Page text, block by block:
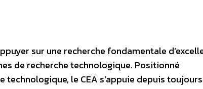
sur une recherche fondamentale
de recherche technologique. Positionné
le CEA s’appuie depuis